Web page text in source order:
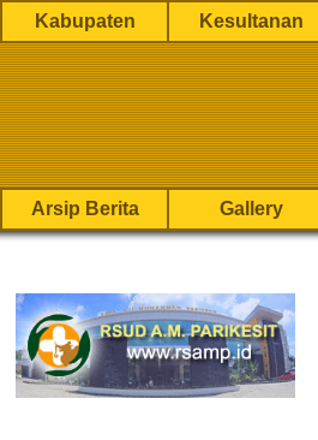
Kabupaten Kesultanan
Arsip Berita Gallery